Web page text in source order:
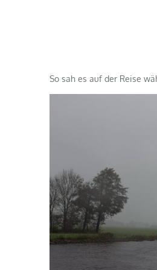
So sah es auf der Reise